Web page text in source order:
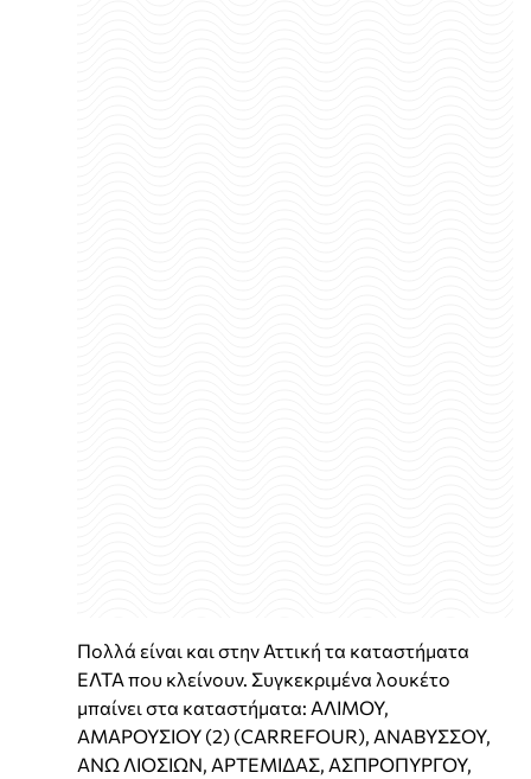
Πολλά είναι και στην Αττική τα καταστήματα
ΕΛΤΑ που κλείνουν. Συγκεκριμένα λουκέτο
μπαίνει στα καταστήματα: ΑΛΙΜΟΥ,
ΑΜΑΡΟΥΣΙΟΥ (2) (CARREFOUR), ΑΝΑΒΥΣΣΟΥ,
ΑΝΩ ΛΙΟΣΙΩΝ, ΑΡΤΕΜΙΔΑΣ, ΑΣΠΡΟΠΥΡΓΟΥ,